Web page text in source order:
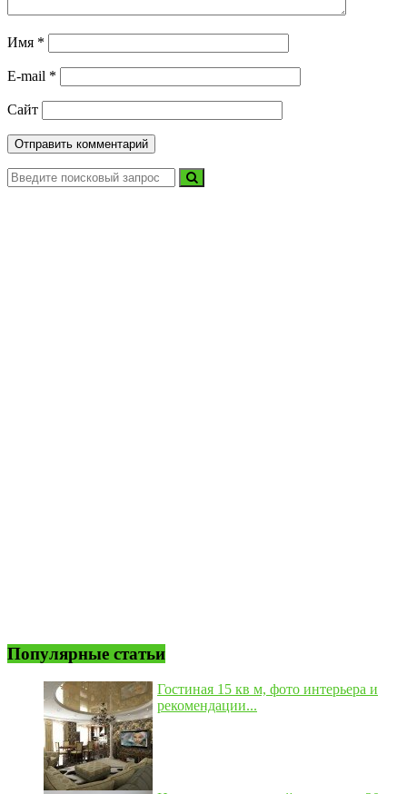
Имя *
E-mail *
Сайт
Популярные статьи
Гостиная 15 кв м, фото интерьера и
рекомендации...